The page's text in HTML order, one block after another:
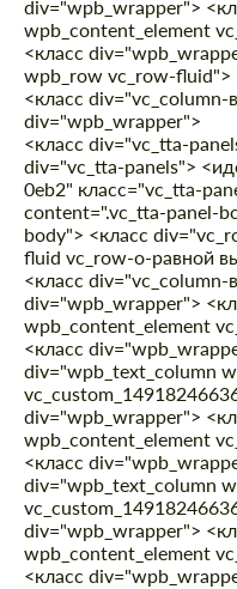
div="wpb_wrapper">
wpb_content_element
<класс
wpb_row vc_row-fluid">
<класс div="vc_column-
div="wpb_wrapper">
<класс div="vc_tta-
div="vc_tta-panels">
0eb2" класс="vc_tta-
content=".vc_tta-panel-
body"> <класс
fluid vc_row-o-равной
<класс div="vc_column-
div="wpb_wrapper">
wpb_content_element
<класс
div="wpb_text_column
div="wpb_wrapper">
wpb_content_element
<класс
div="wpb_text_column
div="wpb_wrapper">
wpb_content_element
<класс